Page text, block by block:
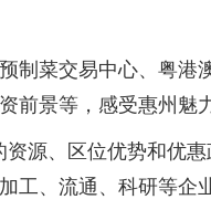
菜交易中心、粤港
前景等，感受惠州魅
、区位优势和优惠
工、流通、科研等企